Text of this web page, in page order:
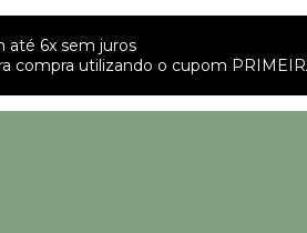
até 6x sem juros
compra utilizando o cupom